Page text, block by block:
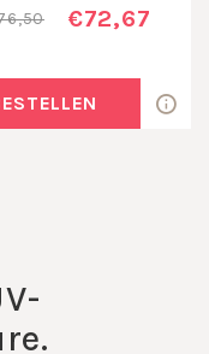
€72,67